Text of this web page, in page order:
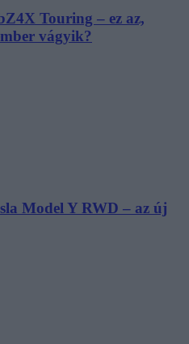
Touring – ez az,
vágyik?
Model Y RWD – az új